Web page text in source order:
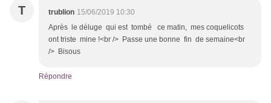
T trublion 15/06/2019 10:30
Après le déluge qui est tombé ce matin, mes coquelicots
ont triste mine !<br /> Passe une bonne fin de semaine<br
/> Bisous
Répondre